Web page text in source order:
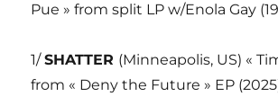
Pue » from split LP w/Enola Gay
1/SHATTER (Minneapolis, US) «
from « Deny the Future » EP